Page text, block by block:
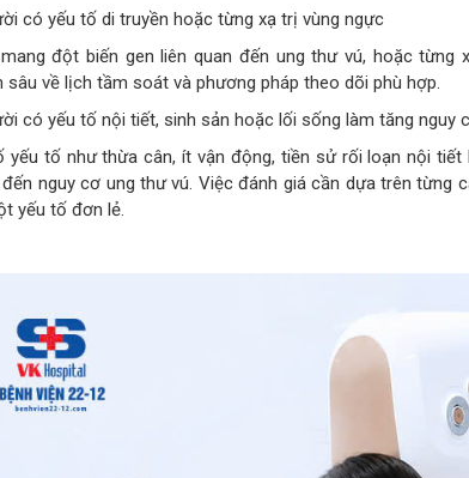
có yếu tố di truyền hoặc từng xạ trị vùng ngực
đột biến gen liên quan đến ung thư vú, hoặc
sâu về lịch tầm soát và phương pháp theo dõi phù hợp.
có yếu tố nội tiết, sinh sản hoặc lối sống làm tăng nguy
yếu tố như thừa cân, ít vận động, tiền sử rối loạn nội
nguy cơ ung thư vú. Việc đánh giá cần dựa trên từng
yếu tố đơn lẻ.